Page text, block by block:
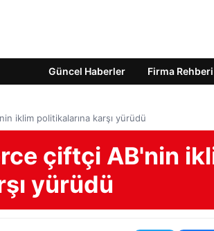
Güncel Haberler Firma Rehberi
iklim politikalarına karşı yürüdü
çiftçi AB'nin
yürüdü